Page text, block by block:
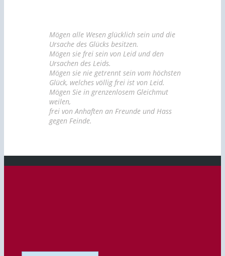
Mögen alle Wesen glücklich sein und die
Ursache des Glücks besitzen.
Mögen sie frei sein von Leid und den
Ursachen des Leids.
Mögen sie nie getrennt sein vom höchsten
Glück, welches völlig frei ist von Leid.
Mögen Sie in grenzenlosem Gleichmut
weilen,
frei von Anhaften an Freunde und Hass
gegen Feinde.